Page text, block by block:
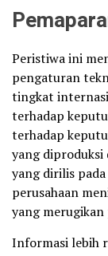
Peristiwa ini
pengaturan
tingkat
terhadap
terhadap
yang diproduksi
yang dirilis
perusahaan
yang
Informasi lebih